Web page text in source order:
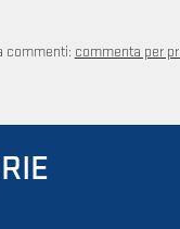
commenti: commenta per